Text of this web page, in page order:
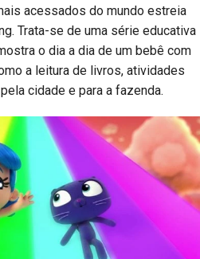
acessados do mundo estreia
Trata-se de uma série educativa
o dia a dia de um bebê com
a leitura de livros, atividades
cidade e para a fazenda.